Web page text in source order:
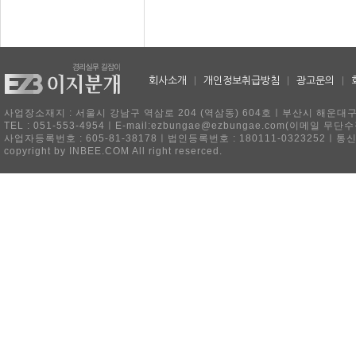
회사소개 개인정보취급방침 광고문의
사업장소재지 : 서울시 강남구 역삼로 204 (역삼동) 604호ㅣ부산시 해운
TEL : 051-553-4954ㅣE-mail:ezbungae@ezbungae.com(이메일 무단수
사업자등록번호 : 605-81-38178ㅣ법인등록번호 : 180111-0323252ㅣ통
copyright by INBEE.COM All right reserced.